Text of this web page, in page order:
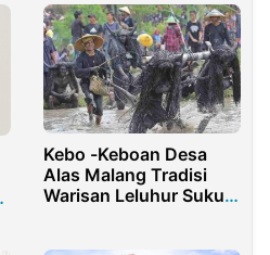
Kebo -Keboan Desa
Alas Malang Tradisi
Warisan Leluhur Suku